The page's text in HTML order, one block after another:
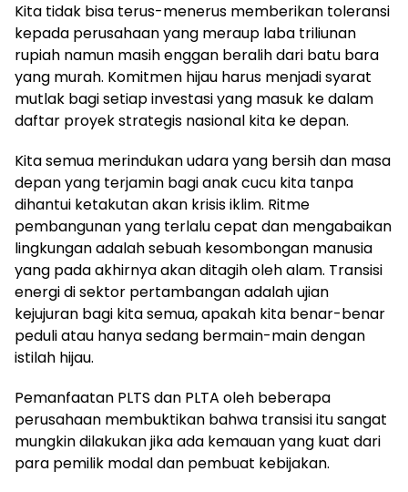
Kita tidak bisa terus-menerus memberikan toleransi
kepada perusahaan yang meraup laba triliunan
rupiah namun masih enggan beralih dari batu bara
yang murah. Komitmen hijau harus menjadi syarat
mutlak bagi setiap investasi yang masuk ke dalam
daftar proyek strategis nasional kita ke depan.
Kita semua merindukan udara yang bersih dan masa
depan yang terjamin bagi anak cucu kita tanpa
dihantui ketakutan akan krisis iklim. Ritme
pembangunan yang terlalu cepat dan mengabaikan
lingkungan adalah sebuah kesombongan manusia
yang pada akhirnya akan ditagih oleh alam. Transisi
energi di sektor pertambangan adalah ujian
kejujuran bagi kita semua, apakah kita benar-benar
peduli atau hanya sedang bermain-main dengan
istilah hijau.
Pemanfaatan PLTS dan PLTA oleh beberapa
perusahaan membuktikan bahwa transisi itu sangat
mungkin dilakukan jika ada kemauan yang kuat dari
para pemilik modal dan pembuat kebijakan.